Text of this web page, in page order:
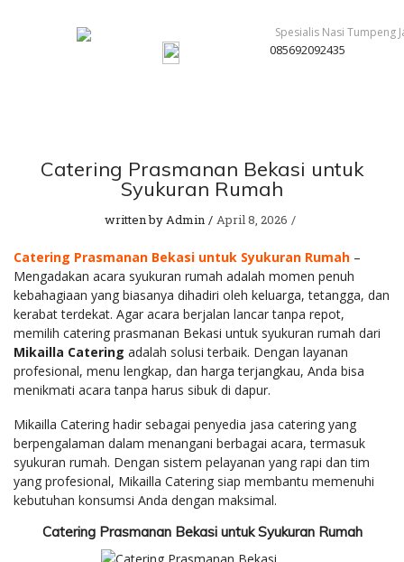
085692092435
Catering Prasmanan Bekasi untuk
Syukuran Rumah
written byAdmin April 8, 2026
Catering Prasmanan Bekasi untuk Syukuran Rumah –
Mengadakan acara syukuran rumah adalah momen penuh
kebahagiaan yang biasanya dihadiri oleh keluarga, tetangga, dan
kerabat terdekat. Agar acara berjalan lancar tanpa repot,
memilih catering prasmanan Bekasi untuk syukuran rumah dari
Mikailla Catering adalah solusi terbaik. Dengan layanan
profesional, menu lengkap, dan harga terjangkau, Anda bisa
menikmati acara tanpa harus sibuk di dapur.
Mikailla Catering hadir sebagai penyedia jasa catering yang
berpengalaman dalam menangani berbagai acara, termasuk
syukuran rumah. Dengan sistem pelayanan yang rapi dan tim
yang profesional, Mikailla Catering siap membantu memenuhi
kebutuhan konsumsi Anda dengan maksimal.
Catering Prasmanan Bekasi untuk Syukuran Rumah